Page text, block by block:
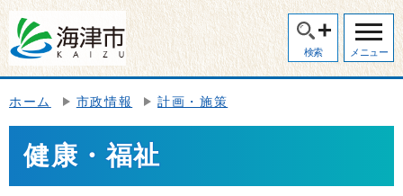
検索 メニュー
ホーム 市政情報 計画・施策
健康・福祉